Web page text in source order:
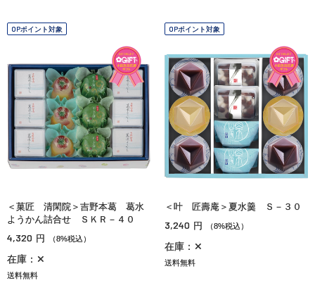
OPポイント対象
＜菓匠 清閑院＞吉野本葛 葛水
ようかん詰合せ ＳＫＲ－４０
4,320 円 （8%税込）
在庫：✕
送料無料
OPポイント対象
＜叶 匠壽庵＞夏水羹 Ｓ－３０
3,240 円 （8%税込）
在庫：✕
送料無料